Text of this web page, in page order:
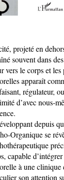
projeté en
souvent dans
vers le corps et
apparaît
régulateur,
d’avec nous-
depuis
Organique se
capable
à une clinique
son attention